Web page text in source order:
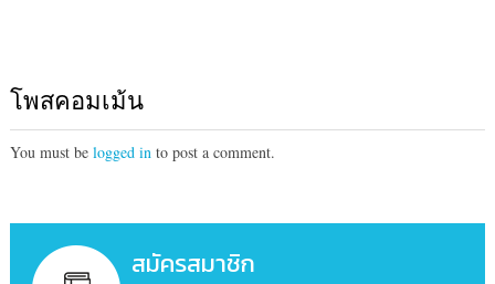
โพสคอมเม้น
You must be logged into post a comment.
สมัครสมาชิก